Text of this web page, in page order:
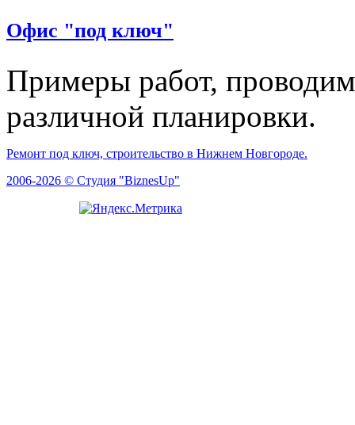
Офис "под ключ"
Примеры работ,
различной планировки.
Ремонт под ключ, строительство в Нижнем Новгороде.
2006-2026 © Студия "BiznesUp"